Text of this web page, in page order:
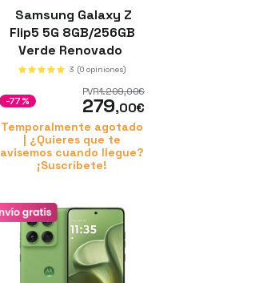
Samsung Galaxy Z
Flip5 5G 8GB/256GB
Verde Renovado
3 (0 opiniones)
PVR1.209,00€
279,00€
-77%
Temporalmente agotado
| ¿Quieres que te
avisemos cuando llegue?
¡Suscríbete!